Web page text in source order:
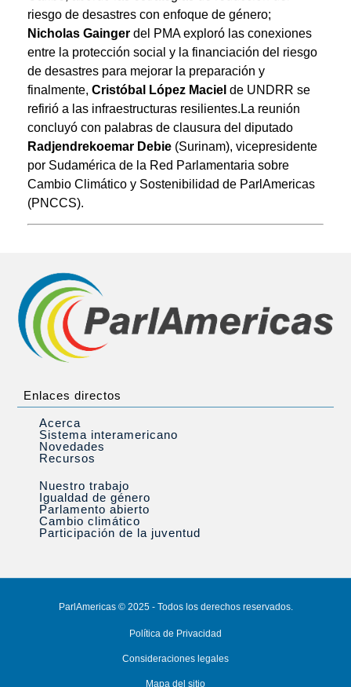
riesgo de desastres con enfoque de género;
Nicholas Gainger del PMA exploró las conexiones
entre la protección social y la financiación del riesgo
de desastres para mejorar la preparación y
finalmente, Cristóbal López Maciel de UNDRR se
refirió a las infraestructuras resilientes. La reunión
concluyó con palabras de clausura del diputado
Radjendrekoemar Debie (Surinam), vicepresidente
por Sudamérica de la Red Parlamentaria sobre
Cambio Climático y Sostenibilidad de ParlAmericas
(PNCCS).
Enlaces directos
Acerca
Sistema interamericano
Novedades
Recursos
Nuestro trabajo
Igualdad de género
Parlamento abierto
Cambio climático
Participación de la juventud
ParlAmericas © 2025 - Todos los derechos reservados.
Política de Privacidad
Consideraciones legales
Mapa del sitio